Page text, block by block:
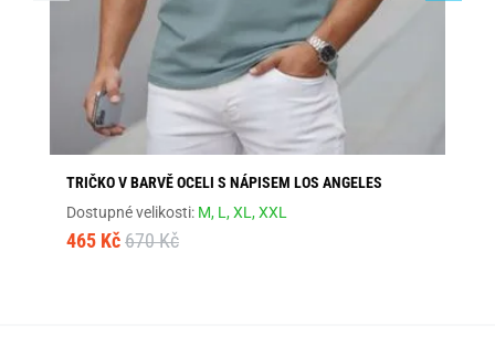
TRIČKO V BARVĚ OCELI S NÁPISEM LOS ANGELES
Dostupné velikosti: M, L,XL,XXL
465 Kč 670 Kč